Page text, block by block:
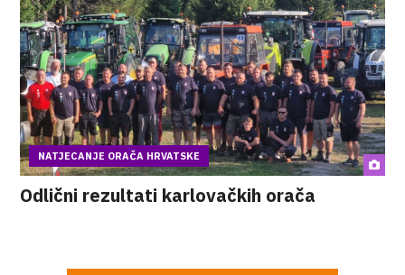
NATJECANJE ORAČA HRVATSKE
Odlični rezultati karlovačkih orača